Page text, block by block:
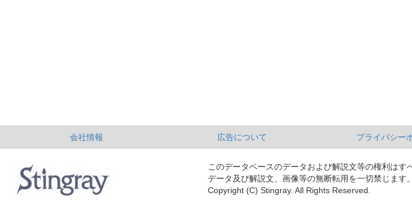
会社情報 広告について プライバシー
このデータベースのデータおよび解説文等の権利はす
データ及び解説文、画像等の無断転用を一切禁じます。
Copyright (C) Stingray. All Rights Reserved.